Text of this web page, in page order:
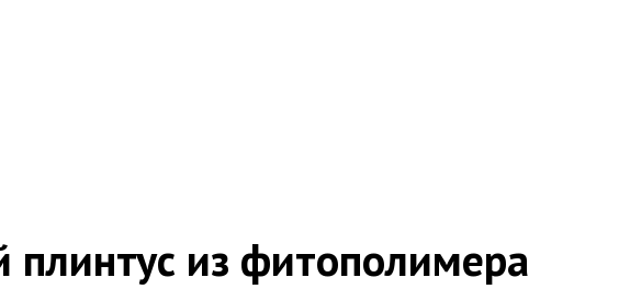
из фитополимера